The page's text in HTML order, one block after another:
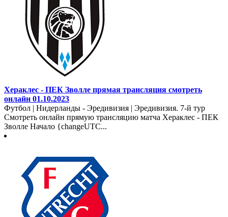
Хераклес - ПЕК Зволле прямая трансляция смотреть
онлайн 01.10.2023
Футбол | Нидерланды - Эредивизия | Эредивизия. 7-й тур
Смотреть онлайн прямую трансляцию матча Хераклес - ПЕК
Зволле Начало {changeUTC...